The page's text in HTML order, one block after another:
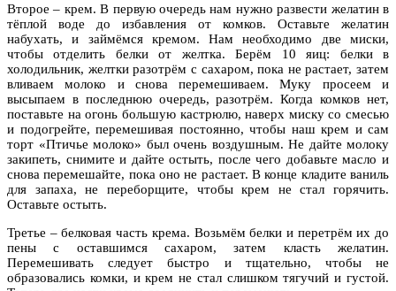
Второе – крем. В первую очередь нам нужно развести желатин в
тёплой воде до избавления от комков. Оставьте желатин
набухать, и займёмся кремом. Нам необходимо две миски,
чтобы отделить белки от желтка. Берём 10 яиц: белки в
холодильник, желтки разотрём с сахаром, пока не растает, затем
вливаем молоко и снова перемешиваем. Муку просеем и
высыпаем в последнюю очередь, разотрём. Когда комков нет,
поставьте на огонь большую кастрюлю, наверх миску со смесью
и подогрейте, перемешивая постоянно, чтобы наш крем и сам
торт «Птичье молоко» был очень воздушным. Не дайте молоку
закипеть, снимите и дайте остыть, после чего добавьте масло и
снова перемешайте, пока оно не растает. В конце кладите ваниль
для запаха, не переборщите, чтобы крем не стал горячить.
Оставьте остыть.
Третье – белковая часть крема. Возьмём белки и перетрём их до
пены с оставшимся сахаром, затем класть желатин.
Перемешивать следует быстро и тщательно, чтобы не
образовались комки, и крем не стал слишком тягучий и густой.